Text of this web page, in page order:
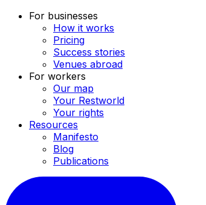
For businesses
How it works
Pricing
Success stories
Venues abroad
For workers
Our map
Your Restworld
Your rights
Resources
Manifesto
Blog
Publications